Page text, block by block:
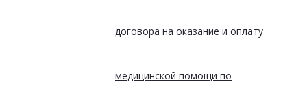
договора на оказание и оплату
медицинской помощи по